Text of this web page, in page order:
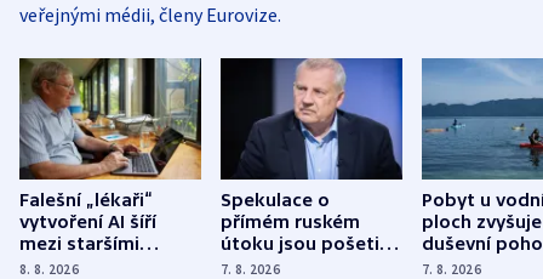
veřejnými médii, členy Eurovize.
Falešní „lékaři“
vytvoření AI šíří
mezi staršími
Poláky nebezpečné
8. 8. 2026
Spekulace o
přímém ruském
útoku jsou pošetilé,
míní estonský
7. 8. 2026
Pobyt u
ploch zvyšuje
duševní
ukázala
7. 8. 2026